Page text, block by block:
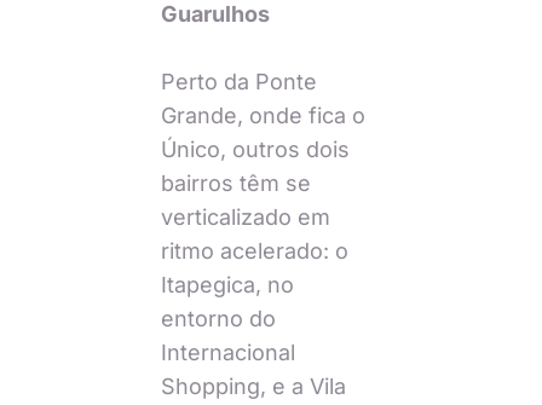
Guarulhos
Perto da Ponte
Grande, onde fica o
Único, outros dois
bairros têm se
verticalizado em
ritmo acelerado: o
Itapegica, no
entorno do
Internacional
Shopping, e a Vila